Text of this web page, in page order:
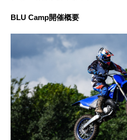
BLU Camp開催概要